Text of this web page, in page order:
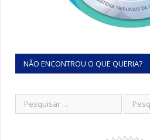
NÃO ENCONTROU O QUE QUERIA?